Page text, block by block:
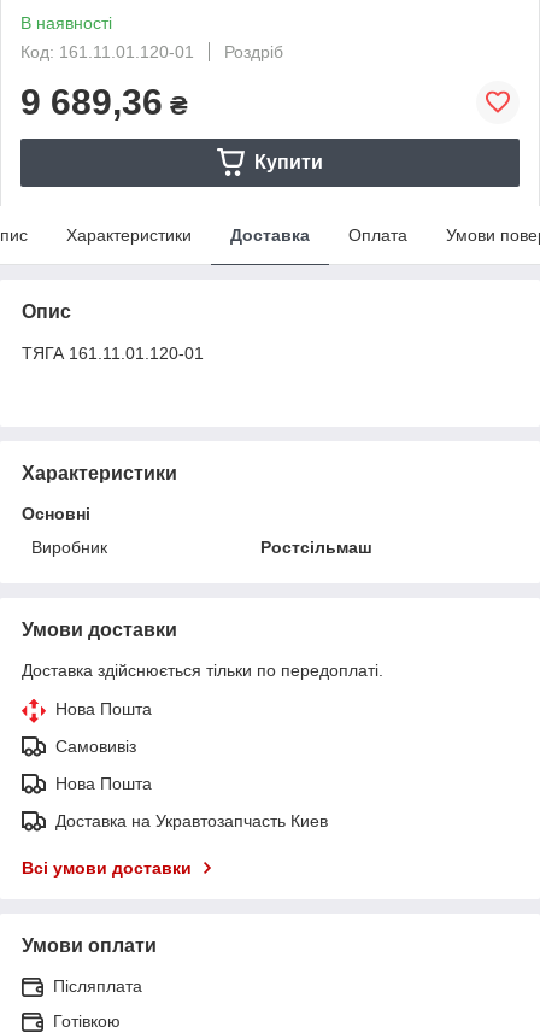
В наявності
Код: 161.11.01.120-01
Роздріб
9 689,36 ₴
Купити
Характеристики Доставка Оплата Умови
Опис
ТЯГА 161.11.01.120-01
Характеристики
Основні
Виробник
Ростсільмаш
Умови доставки
Доставка здійснюється тільки по передоплаті.
Нова Пошта
Самовивіз
Нова Пошта
Доставка на Укравтозапчасть Киев
Всі умови доставки
Умови оплати
Післяплата
Готівкою